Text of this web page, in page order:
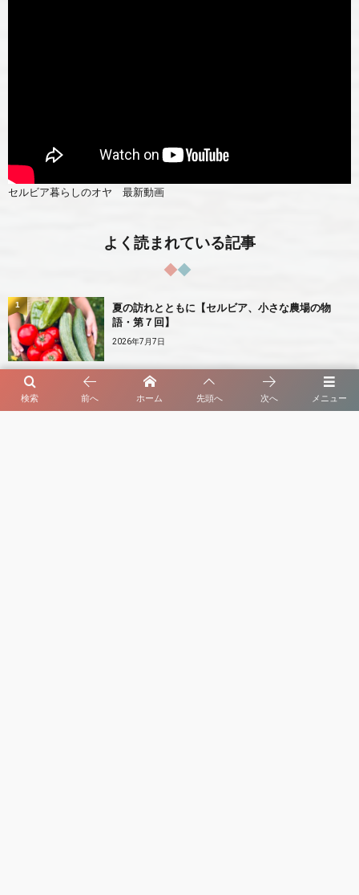
セルビア暮らしのオヤ 最新動画
よく読まれている記事
夏の訪れとともに【セルビア、小さな農場の物
語・第７回】
2026年7月7日
1
初夏の庭先に実るさくらんぼ【セルビア、旬のも
の図鑑・第３回】
メニュー
検索 前へ ホーム 先頭へ 次へ